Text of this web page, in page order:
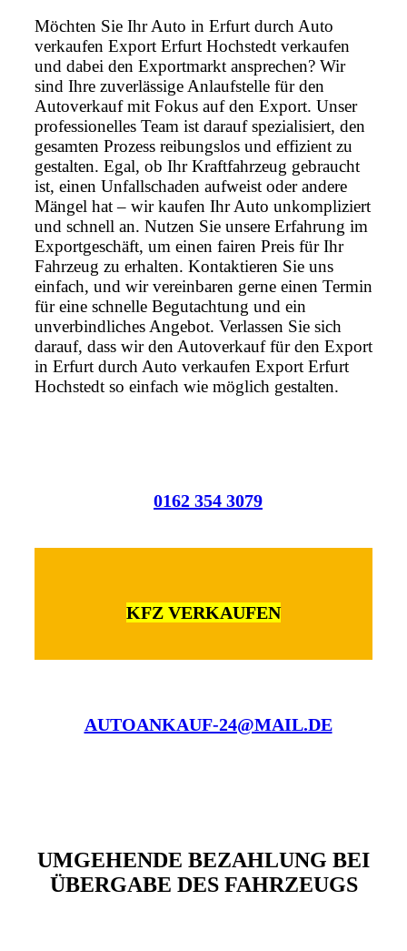
Möchten Sie Ihr Auto in Erfurt durch Auto
verkaufen Export Erfurt Hochstedt verkaufen
und dabei den Exportmarkt ansprechen? Wir
sind Ihre zuverlässige Anlaufstelle für den
Autoverkauf mit Fokus auf den Export. Unser
professionelles Team ist darauf spezialisiert, den
gesamten Prozess reibungslos und effizient zu
gestalten. Egal, ob Ihr Kraftfahrzeug gebraucht
ist, einen Unfallschaden aufweist oder andere
Mängel hat – wir kaufen Ihr Auto unkompliziert
und schnell an. Nutzen Sie unsere Erfahrung im
Exportgeschäft, um einen fairen Preis für Ihr
Fahrzeug zu erhalten. Kontaktieren Sie uns
einfach, und wir vereinbaren gerne einen Termin
für eine schnelle Begutachtung und ein
unverbindliches Angebot. Verlassen Sie sich
darauf, dass wir den Autoverkauf für den Export
in Erfurt durch Auto verkaufen Export Erfurt
Hochstedt so einfach wie möglich gestalten.
0162 354 3079
KFZ VERKAUFEN
AUTOANKAUF-24@MAIL.DE
UMGEHENDE BEZAHLUNG BEI
ÜBERGABE DES FAHRZEUGS